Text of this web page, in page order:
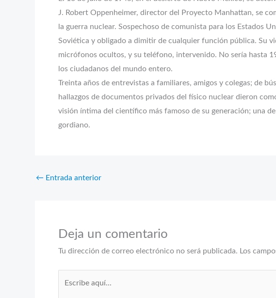
J. Robert Oppenheimer, director del Proyecto Manhattan, se
la guerra nuclear. Sospechoso de comunista para los Estados
Soviética y obligado a dimitir de cualquier función pública. Su
micrófonos ocultos, y su teléfono, intervenido. No sería hasta
los ciudadanos del mundo entero.
Treinta años de entrevistas a familiares, amigos y colegas; de
hallazgos de documentos privados del físico nuclear dieron
visión íntima del científico más famoso de su generación; una
gordiano.
← Entrada anterior
Deja un comentario
Tu dirección de correo electrónico no será publicada. Los